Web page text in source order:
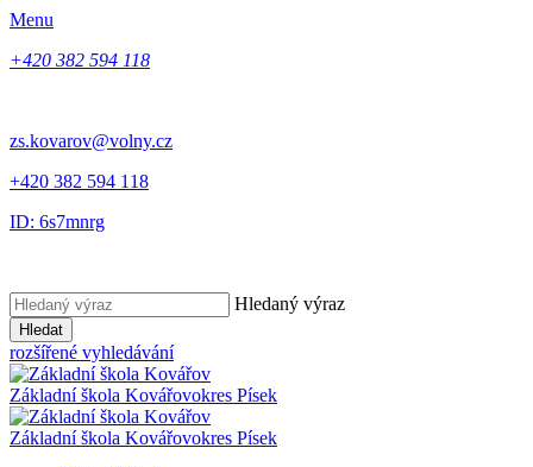
Menu
+420 382 594 118
zs.kovarov@volny.cz
+420 382 594 118
ID: 6s7mnrg
Hledaný výraz
Hledat
rozšířené vyhledávání
Základní škola Kovářovokres Písek
Základní škola Kovářovokres Písek